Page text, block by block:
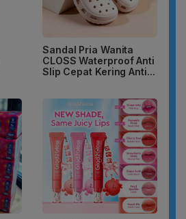
Sandal Pria Wanita
CLOSS Waterproof Anti
Slip Cepat Kering Anti...